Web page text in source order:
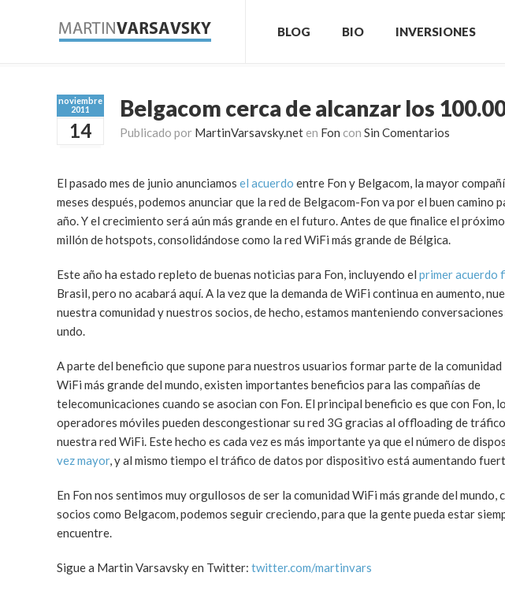
BLOG BIO INVERSIONES
noviembre
2011
14
Belgacom cerca de alcanzar los
Publicado por MartinVarsavsky.net en Fon con Sin Comentarios
El pasado mes de junio anunciamos el acuerdo entre Fon y Belgacom, la mayor
meses después, podemos anunciar que la red de Belgacom-Fon va por el buen
año. Y el crecimiento será aún más grande en el futuro. Antes de que finalice el
millón de hotspots, consolidándose como la red WiFi más grande de Bélgica.
Este año ha estado repleto de buenas noticias para Fon, incluyendo el primer acuerdo
Brasil, pero no acabará aquí. A la vez que la demanda de WiFi continua en aumento,
nuestra comunidad y nuestros socios, de hecho, estamos manteniendo
undo.
A parte del beneficio que supone para nuestros usuarios formar parte de la comunidad
WiFi más grande del mundo, existen importantes beneficios para las compañías de
telecomunicaciones cuando se asocian con Fon. El principal beneficio es que con Fon,
operadores móviles pueden descongestionar su red 3G gracias al offloading de
nuestra red WiFi. Este hecho es cada vez es más importante ya que el número de
vez mayor, y al mismo tiempo el tráfico de datos por dispositivo está aumentando
En Fon nos sentimos muy orgullosos de ser la comunidad WiFi más grande del
socios como Belgacom, podemos seguir creciendo, para que la gente pueda estar
encuentre.
Sigue a Martin Varsavsky en Twitter: twitter.com/martinvars